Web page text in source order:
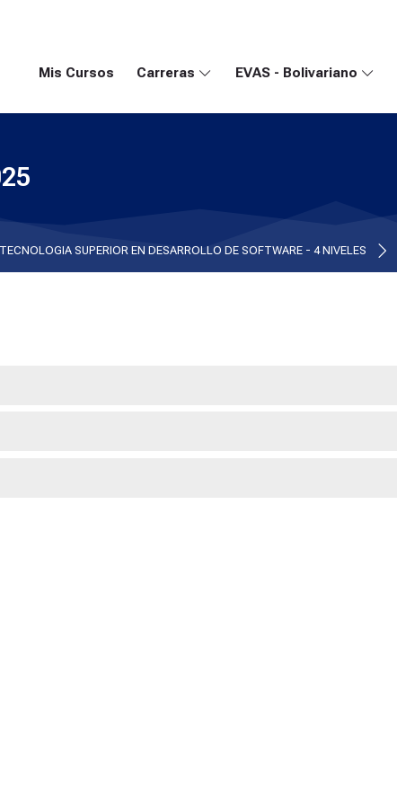
Mis Cursos Carreras EVAS - Bolivariano
TECNOLOGIA SUPERIOR EN DESARROLLO DE SOFTWARE - 4 NIVELES